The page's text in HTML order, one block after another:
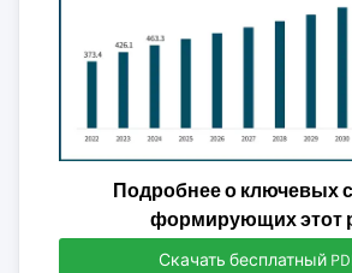
Подробнее о ключевых
формирующих этот
Скачать бесплатный